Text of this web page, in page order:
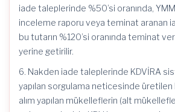
iade taleplerinde %50’si oranında,
inceleme raporu veya teminat aranan
bu tutarın %120’si oranında teminat
yerine getirilir.
6. Nakden iade taleplerinde KDVİRA
yapılan sorgulama neticesinde
alım yapılan mükelleflerin (alt